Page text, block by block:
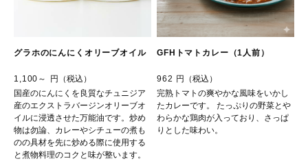
グラホのにんにくオリーブオイル
1,100～
円（税込）
国産のにんにくを良質なチュニジア
産のエクストラバージンオリーブオ
イルに浸透させた万能油です。炒め
物は勿論、カレーやシチューの煮も
のの具材を先に炒める際に使用する
と煮物料理のコクと味が整います。
GFHトマトカレー（1人前）
962 円（税込）
完熟トマトの爽やかな風味をいかし
たカレーです。 たっぷりの野菜とや
わらかな鶏肉が入っており、さっぱ
りとした味わい。